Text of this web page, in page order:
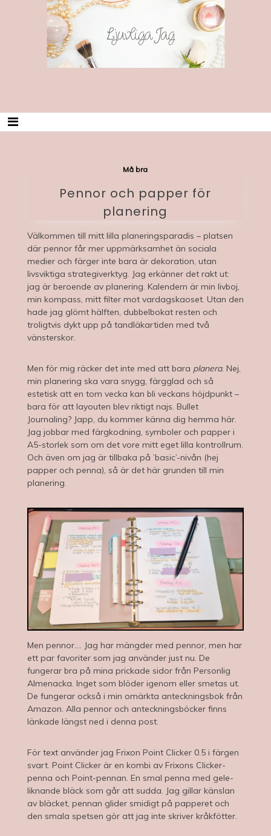
Ljuvliga Jag
Må bra
Pennor och papper för
planering
Välkommen till mitt lilla planeringsparadis – platsen
där pennor får mer uppmärksamhet än sociala
medier och färger inte bara är dekoration, utan
livsviktiga strategiverktyg. Jag erkänner det rakt ut:
jag är beroende av planering. Kalendern är min livboj,
min kompass, mitt filter mot vardagskaoset. Utan den
hade jag glömt hälften, dubbelbokat resten och
troligtvis dykt upp på tandläkartiden med två
vänsterskor.
Men för mig räcker det inte med att bara planera. Nej,
min planering ska vara snygg, färgglad och så
estetisk att en tom vecka kan bli veckans höjdpunkt –
bara för att layouten blev riktigt najs. Bullet
Journaling? Japp, du kommer känna dig hemma här.
Jag jobbar med färgkodning, symboler och papper i
A5-storlek som om det vore mitt eget lilla kontrollrum.
Och även om jag är tillbaka på ’basic’-nivån (hej
papper och penna), så är det här grunden till min
planering.
Men pennor…. Jag har mängder med pennor, men har
ett par favoriter som jag använder just nu. De
fungerar bra på mina prickade sidor från Personlig
Almenacka. Inget som blöder igenom eller smetas ut.
De fungerar också i min omärkta anteckningsbok från
Amazon. Alla pennor och anteckningsböcker finns
länkade längst ned i denna post.
För text använder jag Frixon Point Clicker 0.5 i färgen
svart. Point Clicker är en kombi av Frixons Clicker-
penna och Point-pennan. En smal penna med gele-
liknande bläck som går att sudda. Jag gillar känslan
av bläcket, pennan glider smidigt på papperet och
den smala spetsen gör att jag inte skriver kråkfötter.